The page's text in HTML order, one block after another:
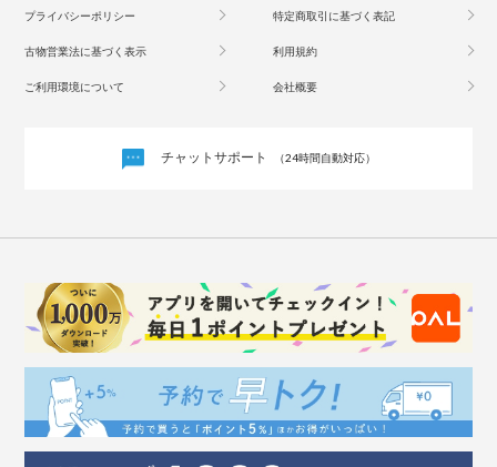
プライバシーポリシー 特定商取引に基づく表記
古物営業法に基づく表示 利用規約
ご利用環境について 会社概要
チャットサポート （24時間自動対応）